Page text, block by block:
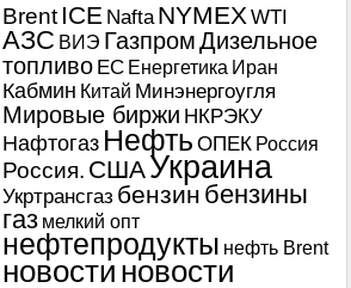
Brent ICE Nafta NYMEXWTI
АЗС ВИЭ ГазпромДизельное
топливо ЕС Енергетика Иран
Кабмин Китай Минэнергоугля
Мировые биржи НКРЭКУ
Нафтогаз Нефть ОПЕК Россия
Россия. СШАУкраина
Укртрансгаз бензин бензины
газ мелкий опт
нефтепродукты нефть Brent
новости новости